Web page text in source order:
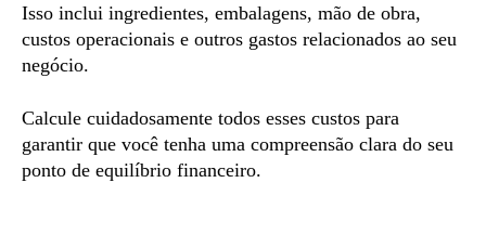
Isso inclui ingredientes, embalagens, mão de obra,
custos operacionais e outros gastos relacionados ao seu
negócio.
Calcule cuidadosamente todos esses custos para
garantir que você tenha uma compreensão clara do seu
ponto de equilíbrio financeiro.